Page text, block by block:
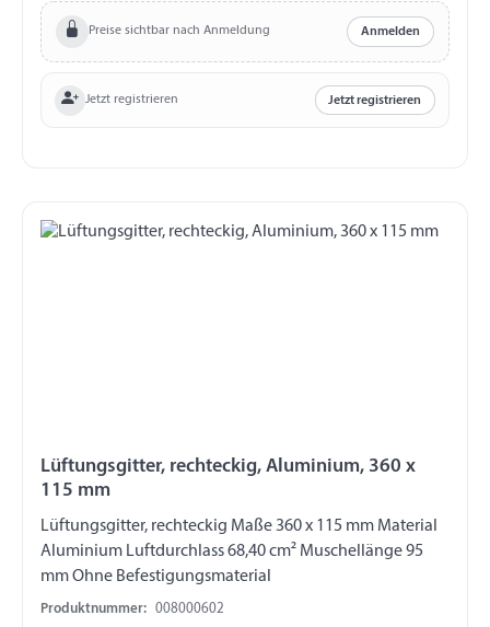
Preise sichtbar nach Anmeldung Anmelden
Jetzt registrieren Jetzt registrieren
Lüftungsgitter, rechteckig, Aluminium, 360 x
115 mm
Lüftungsgitter, rechteckig Maße 360 x 115 mm Material
Aluminium Luftdurchlass 68,40 cm² Muschellänge 95
mm Ohne Befestigungsmaterial
Produktnummer: 008000602